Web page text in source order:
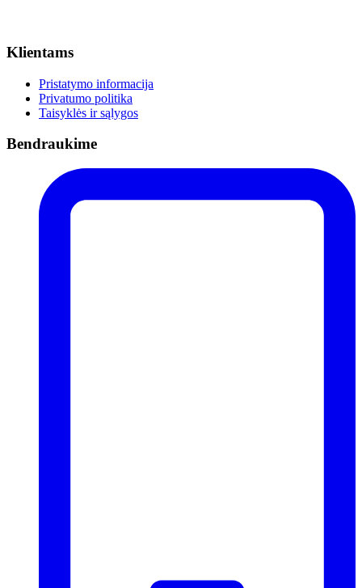
Klientams
Pristatymo informacija
Privatumo politika
Taisyklės ir sąlygos
Bendraukime